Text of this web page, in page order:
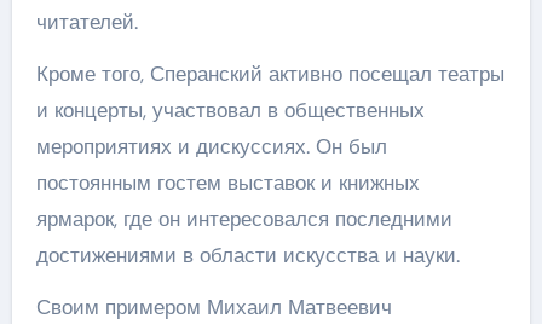
читателей.
Кроме того, Сперанский активно посещал театры
и концерты, участвовал в общественных
мероприятиях и дискуссиях. Он был
постоянным гостем выставок и книжных
ярмарок, где он интересовался последними
достижениями в области искусства и науки.
Своим примером Михаил Матвеевич